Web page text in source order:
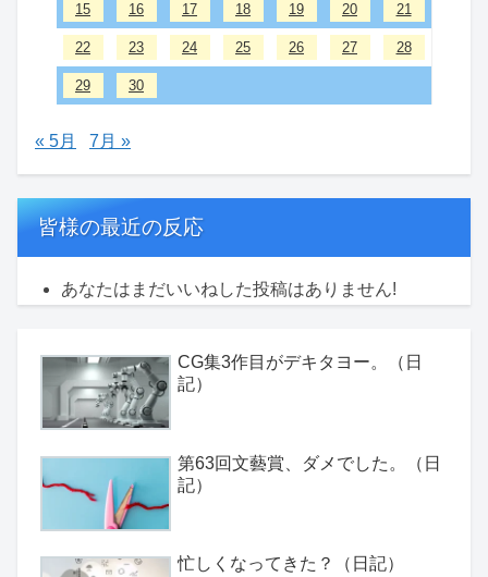
15 16 17 18 19 20 21
22 23 24 25 26 27 28
29 30
« 5月 7月 »
皆様の最近の反応
あなたはまだいいねした投稿はありません!
CG集3作目がデキタヨー。（日
記）
第63回文藝賞、ダメでした。（日
記）
忙しくなってきた？（日記）